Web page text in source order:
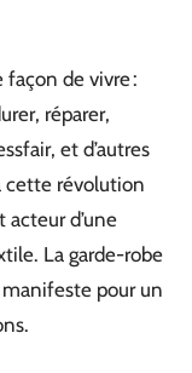
façon de vivre :
réparer,
et d’autres
cette révolution
d’une
La garde-robe
pour un